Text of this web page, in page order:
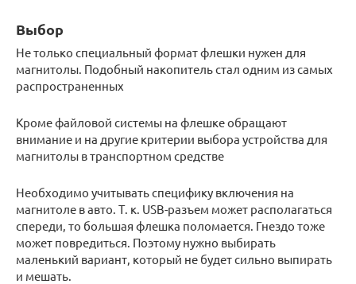
Выбор
Не только специальный формат флешки нужен для
магнитолы. Подобный накопитель стал одним из самых
распространенных
Кроме файловой системы на флешке обращают
внимание и на другие критерии выбора устройства для
магнитолы в транспортном средстве
Необходимо учитывать специфику включения на
магнитоле в авто. Т. к. USB-разъем может располагаться
спереди, то большая флешка поломается. Гнездо тоже
может повредиться. Поэтому нужно выбирать
маленький вариант, который не будет сильно выпирать
и мешать.